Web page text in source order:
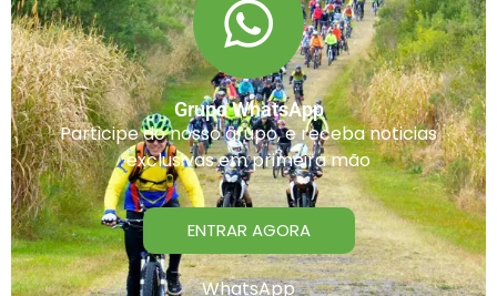
Grupo WhatsApp
Participe do nosso grupo, e receba noticias
exclusivas em primeira mão
ENTRAR AGORA
WhatsApp